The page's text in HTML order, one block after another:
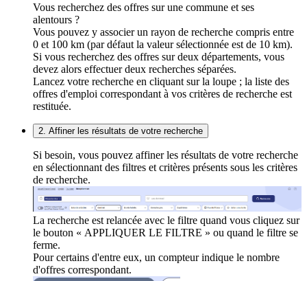
Vous recherchez des offres sur une commune et ses
alentours ?
Vous pouvez y associer un rayon de recherche compris entre
0 et 100 km (par défaut la valeur sélectionnée est de 10 km).
Si vous recherchez des offres sur deux départements, vous
devez alors effectuer deux recherches séparées.
Lancez votre recherche en cliquant sur la loupe ; la liste des
offres d'emploi correspondant à vos critères de recherche est
restituée.
2. Affiner les résultats de votre recherche
Si besoin, vous pouvez affiner les résultats de votre recherche
en sélectionnant des filtres et critères présents sous les critères
de recherche.
La recherche est relancée avec le filtre quand vous cliquez sur
le bouton « APPLIQUER LE FILTRE » ou quand le filtre se
ferme.
Pour certains d'entre eux, un compteur indique le nombre
d'offres correspondant.